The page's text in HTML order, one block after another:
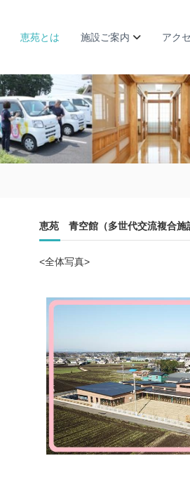
恵苑とは 施設ご案内 アク
恵苑 青空館（多世代交流複合施
<全体写真>